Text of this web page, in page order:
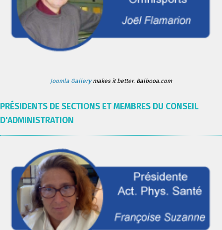
Joomla Gallerymakes it better. Balbooa.com
PRÉSIDENTS DE SECTIONS ET MEMBRES DU CONSEIL
D'ADMINISTRATION